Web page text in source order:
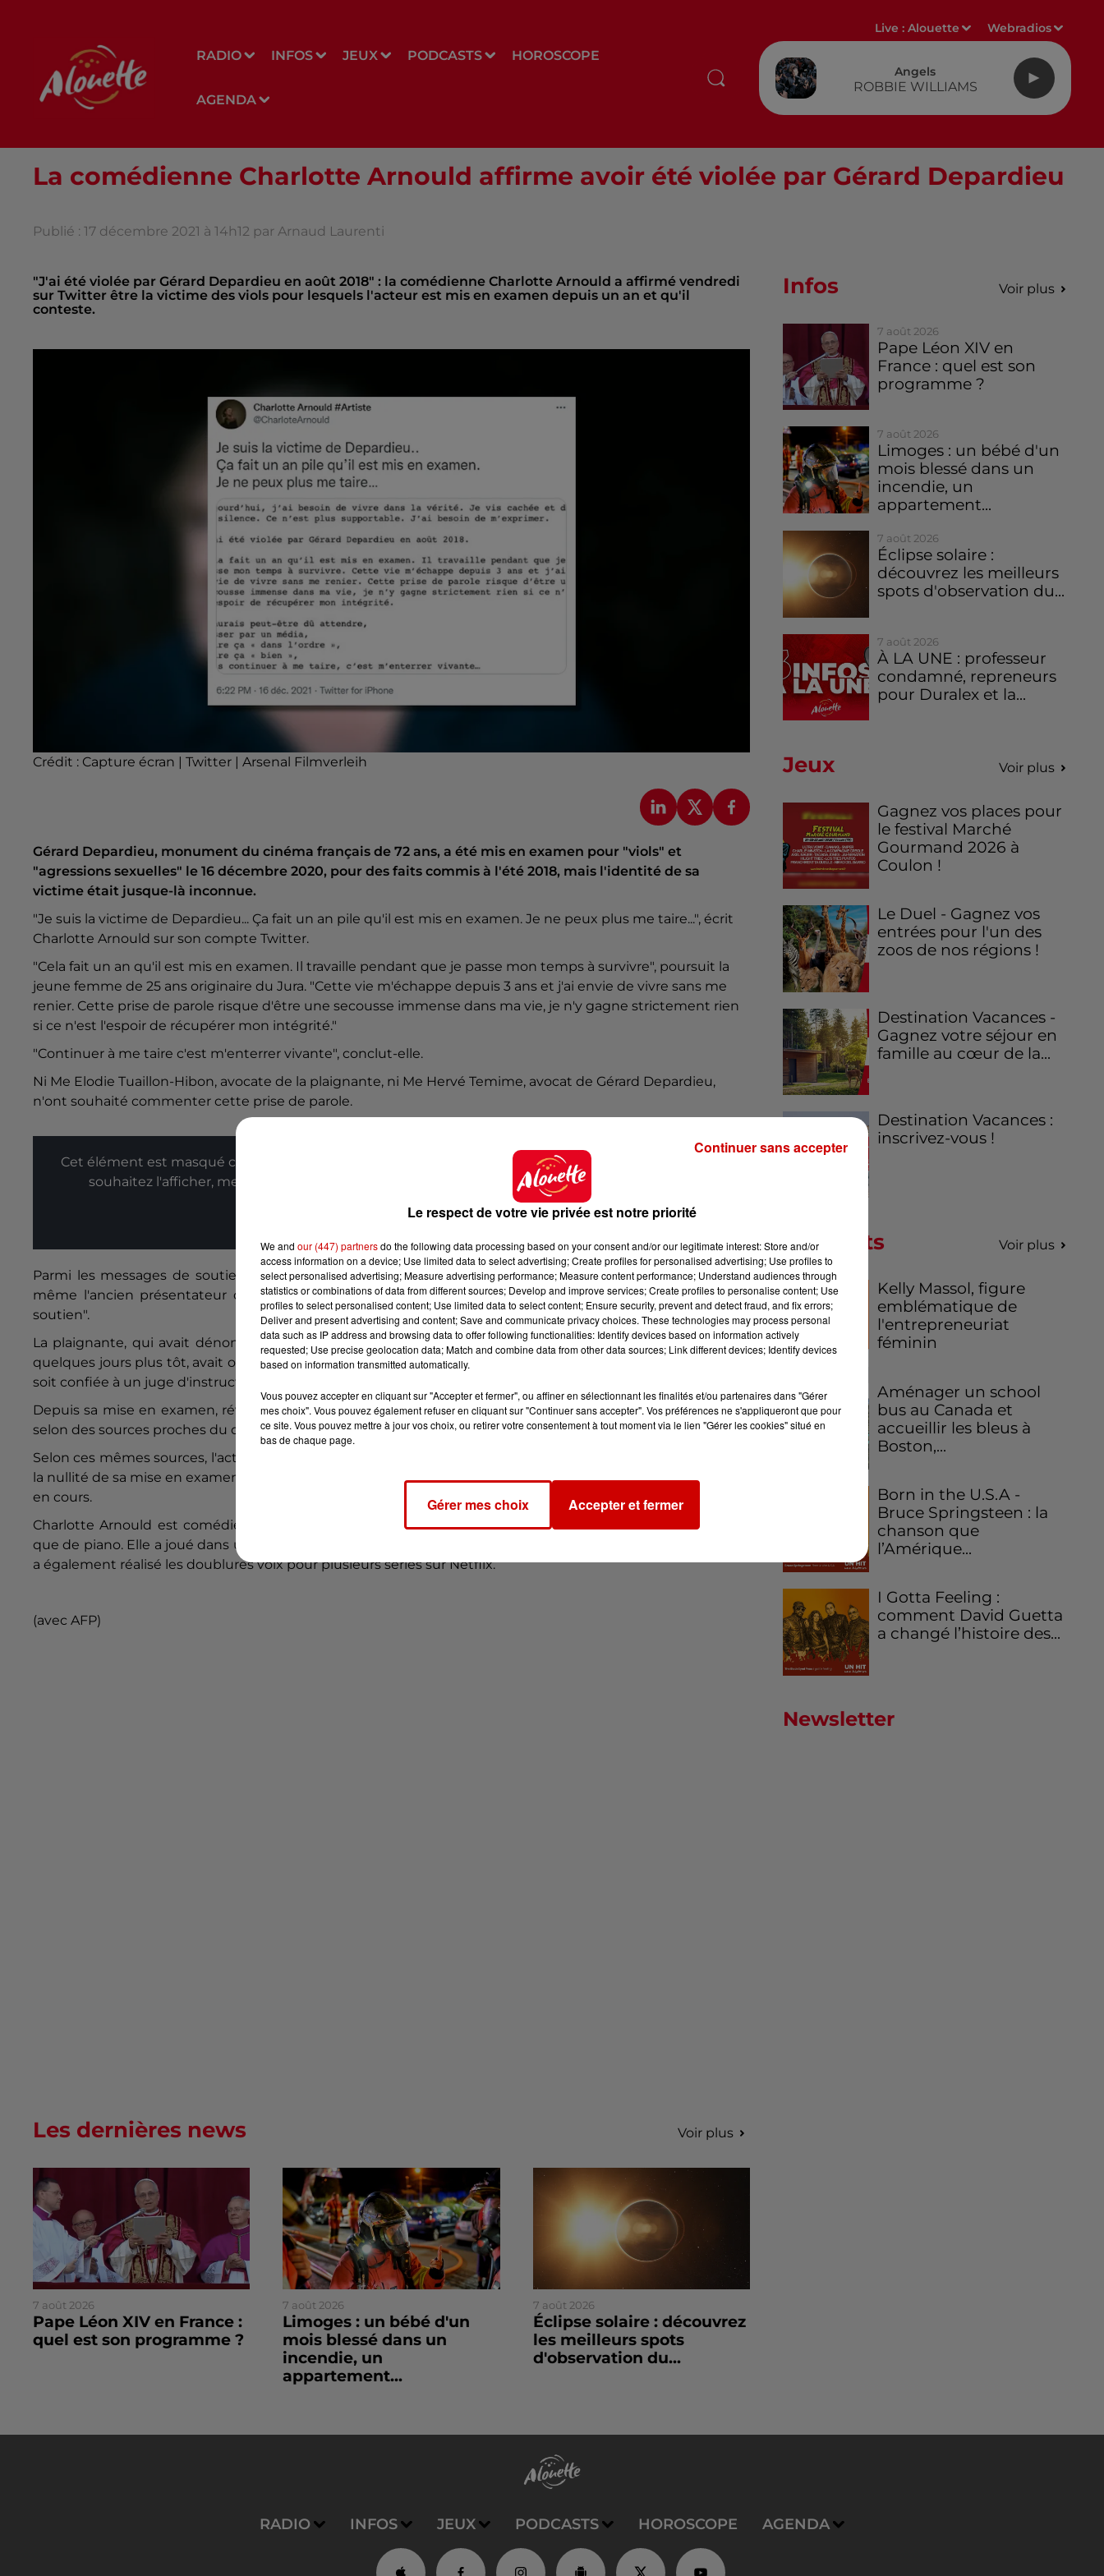
RADIO INFOS JEUX PODCASTS HOROSCOPE
AGENDA
Live :Alouette Webradios
Angels
ROBBIE WILLIAMS
La comédienne Charlotte Arnould affirme avoir été violée par Gérard Depardieu
Publié : 17 décembre 2021 à 14h12 par Arnaud Laurenti
"J'ai été violée par Gérard Depardieu en août 2018" : la comédienne Charlotte Arnould a affirmé vendredi
sur Twitter être la victime des viols pour lesquels l'acteur est mis en examen depuis un an et qu'il
conteste.
Crédit : Capture écran | Twitter | Arsenal Filmverleih
Gérard Depardieu, monument du cinéma français de 72 ans, a été mis en examen pour "viols" et
"agressions sexuelles" le 16 décembre 2020, pour des faits commis à l'été 2018, mais l'identité de sa
victime était jusque-là inconnue.
"Je suis la victime de Depardieu... Ça fait un an pile qu'il est mis en examen. Je ne peux plus me taire...", écrit
Charlotte Arnould sur son compte Twitter.
"Cela fait un an qu'il est mis en examen. Il travaille pendant que je passe mon temps à survivre", poursuit la
jeune femme de 25 ans originaire du Jura. "Cette vie m'échappe depuis 3 ans et j'ai envie de vivre sans me
renier. Cette prise de parole risque d'être une secousse immense dans ma vie, je n'y gagne strictement rien
si ce n'est l'espoir de récupérer mon intégrité."
"Continuer à me taire c'est m'enterrer vivante", conclut-elle.
Ni Me Elodie Tuaillon-Hibon, avocate de la plaignante, ni Me Hervé Temime, avocat de Gérard Depardieu,
n'ont souhaité commenter cette prise de parole.
Cet élément est masqué compte-tenu du refus du dépôt de cookies que vous avez exprimé. Si vous
souhaitez l'afficher, merci de nous donner votre accord en cliquant sur le bouton ci-dessous.
Afficher l'élément
Parmi les messages de soutien au tweet de Charlotte Arnould, l'auteure Florence Porcel, qui accuse elle-
même l'ancien présentateur du 20h00 Patrick Poivre d'Arvor de l'avoir violée, lui fait part de "Tout (s)on
soutien".
La plaignante, qui avait dénoncé à la gendarmerie fin août 2018 deux viols au domicile parisien de la star
quelques jours plus tôt, avait obtenu à l'été 2020 que cette enquête, d'abord classée par le parquet de Paris,
soit confiée à un juge d'instruction.
Depuis sa mise en examen, révélée par l'AFP, M. Depardieu a été entendu au fond par la juge d'instruction,
selon des sources proches du dossier. Il conteste les faits et a été laissé libre sans contrôle judiciaire.
Selon ces mêmes sources, l'acteur a sollicité auprès de la chambre de l'instruction de la cour d'appel de Paris
la nullité de sa mise en examen, mais la requête n'a pas encore été examinée. Des investigations sont encore
en cours.
Charlotte Arnould est comédienne mais également diplômée de danse classique et contemporaine, ainsi
que de piano. Elle a joué dans une dizaine de court-métrages ainsi que dans plusieurs pièces de théâtre. Elle
a également réalisé les doublures voix pour plusieurs séries sur Netflix.
(avec AFP)
Infos Voir plus
7 août 2026
Pape Léon XIV en
France : quel est son
programme ?
7 août 2026
Limoges : un bébé d'un
mois blessé dans un
incendie, un
appartement...
7 août 2026
Éclipse solaire :
découvrez les meilleurs
spots d'observation du...
7 août 2026
À LA UNE : professeur
condamné, repreneurs
pour Duralex et la...
Jeux Voir plus
Gagnez vos places pour
le festival Marché
Gourmand 2026 à
Coulon !
Le Duel - Gagnez vos
entrées pour l'un des
zoos de nos régions !
Destination Vacances -
Gagnez votre séjour en
famille au cœur de la...
Destination Vacances :
inscrivez-vous !
Podcasts Voir plus
Kelly Massol, figure
emblématique de
l'entrepreneuriat
féminin
Aménager un school
bus au Canada et
accueillir les bleus à
Boston,...
Born in the U.S.A -
Bruce Springsteen : la
chanson que
l’Amérique...
I Gotta Feeling :
comment David Guetta
a changé l’histoire des...
Newsletter
Les dernières news Voir plus
7 août 2026
Pape Léon XIV en France :
quel est son programme ?
7 août 2026
Limoges : un bébé d'un
mois blessé dans un
incendie, un
appartement...
7 août 2026
Éclipse solaire : découvrez
les meilleurs spots
d'observation du...
RADIO INFOS JEUX PODCASTS HOROSCOPE AGENDA
Le respect de votre vie privée est notre priorité
We and our (447) partnersdo the following data processing based on your consent and/or our legitimate interest: Store and/or
access information on a device; Use limited data to select advertising; Create profiles for personalised advertising; Use profiles to
select personalised advertising; Measure advertising performance; Measure content performance; Understand audiences through
statistics or combinations of data from different sources; Develop and improve services; Create profiles to personalise content; Use
profiles to select personalised content; Use limited data to select content; Ensure security, prevent and detect fraud, and fix errors;
Deliver and present advertising and content; Save and communicate privacy choices. These technologies may process personal
data such as IP address and browsing data to offer following functionalities: Identify devices based on information actively
requested; Use precise geolocation data; Match and combine data from other data sources; Link different devices; Identify devices
based on information transmitted automatically.
Vous pouvez accepter en cliquant sur "Accepter et fermer", ou affiner en sélectionnant les finalités et/ou partenaires dans "Gérer
mes choix". Vous pouvez également refuser en cliquant sur "Continuer sans accepter". Vos préférences ne s'appliqueront que pour
ce site. Vous pouvez mettre à jour vos choix, ou retirer votre consentement à tout moment via le lien "Gérer les cookies" situé en
bas de chaque page.
Gérer mes choix Accepter et fermer
Continuer sans accepter